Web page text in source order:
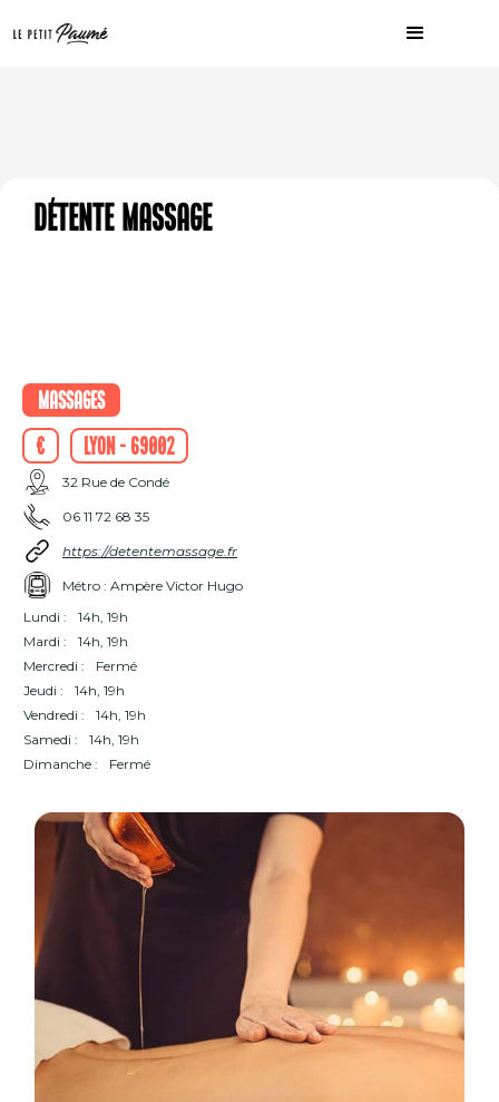
Détente massage
Massages
€
Lyon - 69002
32 Rue de Condé
06 11 72 68 35
https://detentemassage.fr
Métro : Ampère Victor Hugo
Lundi :
14h, 19h
Mardi :
14h, 19h
Mercredi :
Fermé
Jeudi :
14h, 19h
Vendredi :
14h, 19h
Samedi :
14h, 19h
Dimanche :
Fermé